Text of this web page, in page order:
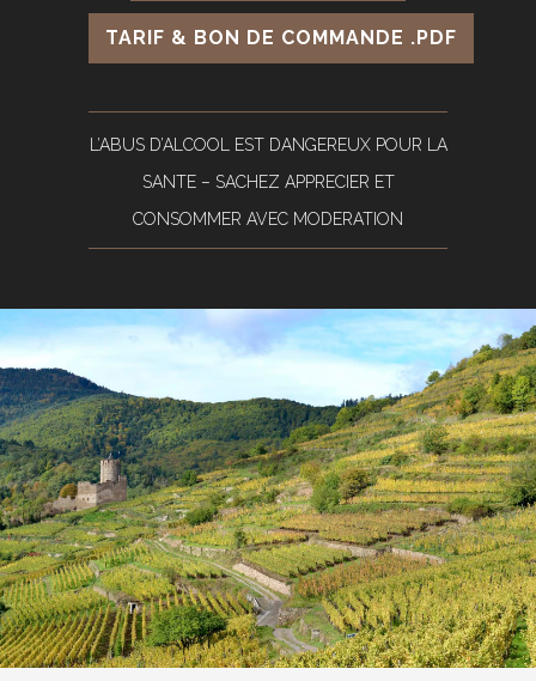
TARIF & BON DE COMMANDE .PDF
L’ABUS D’ALCOOL EST DANGEREUX POUR LA
SANTE – SACHEZ APPRECIER ET
CONSOMMER AVEC MODERATION